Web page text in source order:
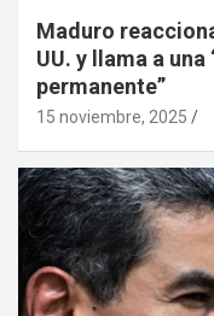
Maduro
UU. y llama a
permanente”
15 noviembre, 2025